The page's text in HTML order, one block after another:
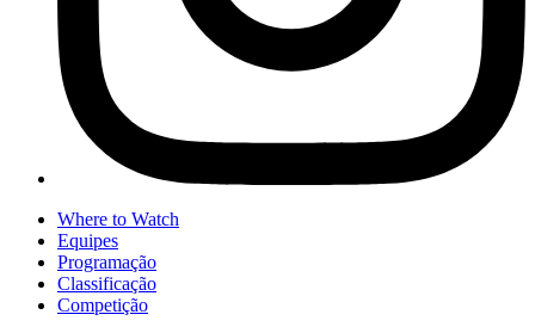
Where to Watch
Equipes
Programação
Classificação
Competição